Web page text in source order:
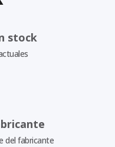
stock
del fabricante